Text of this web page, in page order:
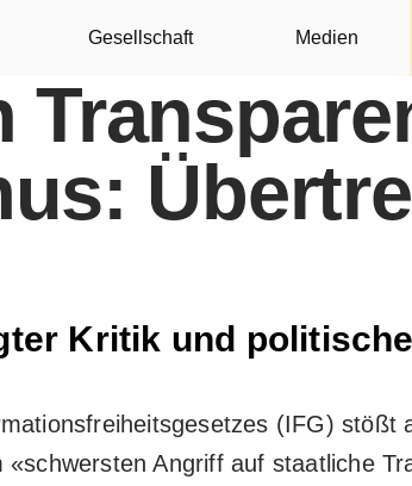
Gesellschaft Medien
Kritik und
(IFG)
«schwersten Angriff auf staatliche